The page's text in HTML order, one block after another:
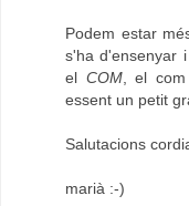
Podem estar
s'ha d'ensenyar
el COM, el com
essent un petit
Salutacions
marià :-)